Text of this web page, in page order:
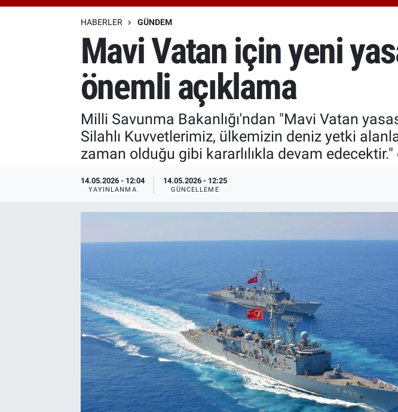
HABERLER GÜNDEM
Mavi Vatan için yeni
önemli açıklama
Milli Savunma Bakanlığı'ndan "Mavi Vatan
Silahlı Kuvvetlerimiz, ülkemizin deniz yetki
zaman olduğu gibi kararlılıkla devam edecektir."
14.05.2026 - 12:04
YAYINLANMA
14.05.2026 - 12:25
GÜNCELLEME
Özel Haberler
Özel Haberler
Erişim Bilgileri
Haber Arşivi